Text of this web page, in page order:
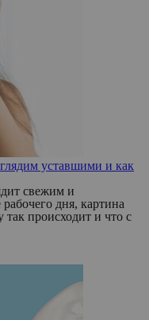
уставшими и как
свежим и
дня, картина
происходит и что с